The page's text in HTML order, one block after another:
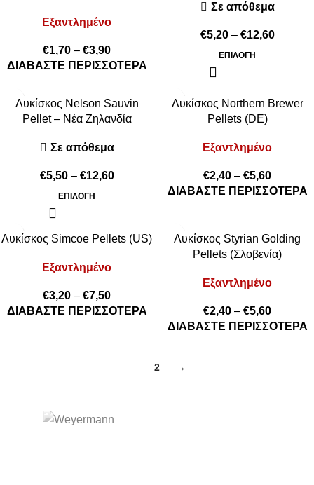
Εξαντλημένο
€1,70 – €3,90
ΔΙΑΒΆΣΤΕ ΠΕΡΙΣΣΌΤΕΡΑ
Σε απόθεμα
€5,20 – €12,60
ΕΠΙΛΟΓΉ
Λυκίσκος Nelson Sauvin
Pellet – Νέα Ζηλανδία
Σε απόθεμα
€5,50 – €12,60
ΕΠΙΛΟΓΉ
Λυκίσκος Northern Brewer
Pellets (DE)
Εξαντλημένο
€2,40 – €5,60
ΔΙΑΒΆΣΤΕ ΠΕΡΙΣΣΌΤΕΡΑ
Λυκίσκος Simcoe Pellets (US)
Εξαντλημένο
€3,20 – €7,50
ΔΙΑΒΆΣΤΕ ΠΕΡΙΣΣΌΤΕΡΑ
Λυκίσκος Styrian Golding
Pellets (Σλοβενία)
Εξαντλημένο
€2,40 – €5,60
ΔΙΑΒΆΣΤΕ ΠΕΡΙΣΣΌΤΕΡΑ
2 →